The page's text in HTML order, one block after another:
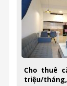
Cho thuê
triệu/tháng,